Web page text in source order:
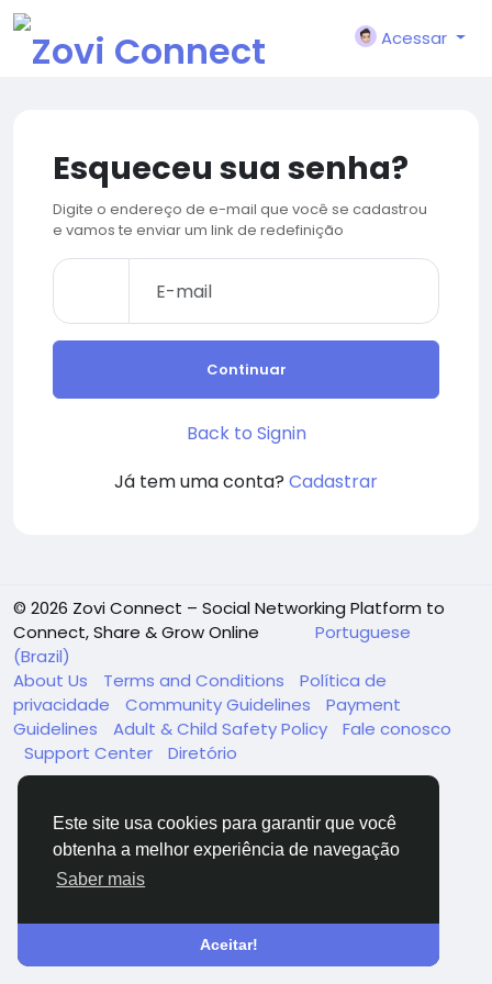
Este site usa cookies para garantir que você
obtenha a melhor experiência de navegação
Saber mais
Aceitar!
Acessar
Esqueceu sua senha?
Digite o endereço de e-mail que você se cadastrou
e vamos te enviar um link de redefinição
Continuar
Back to Signin
Já tem uma conta? Cadastrar
© 2026 Zovi Connect – Social Networking Platform to
Connect, Share & Grow Online
Portuguese
(Brazil)
About Us
Terms and Conditions
Política de
privacidade
Community Guidelines
Payment
Guidelines
Adult & Child Safety Policy
Fale conosco
Support Center
Diretório